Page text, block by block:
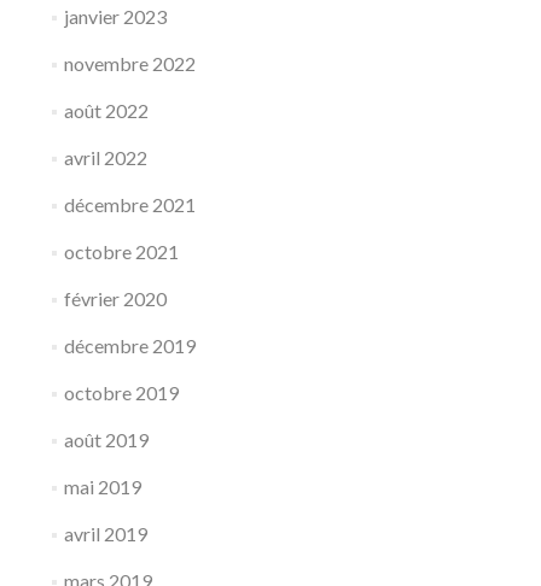
janvier 2023
novembre 2022
août 2022
avril 2022
décembre 2021
octobre 2021
février 2020
décembre 2019
octobre 2019
août 2019
mai 2019
avril 2019
mars 2019